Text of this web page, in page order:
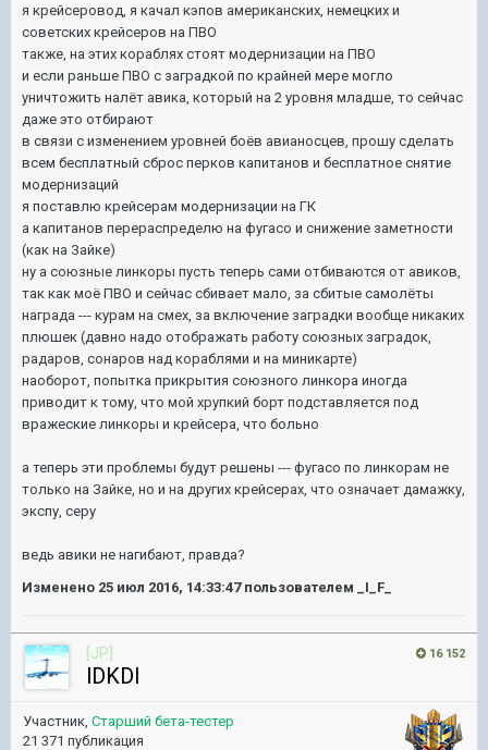
я крейсеровод, я качал кэпов американских, немецких и
советских крейсеров на ПВО
также, на этих кораблях стоят модернизации на ПВО
и если раньше ПВО с заградкой по крайней мере могло
уничтожить налёт авика, который на 2 уровня младше, то сейчас
даже это отбирают
в связи с изменением уровней боёв авианосцев, прошу сделать
всем бесплатный сброс перков капитанов и бесплатное снятие
модернизаций
я поставлю крейсерам модернизации на ГК
а капитанов перераспределю на фугасо и снижение заметности
(как на Зайке)
ну а союзные линкоры пусть теперь сами отбиваются от авиков,
так как моё ПВО и сейчас сбивает мало, за сбитые самолёты
награда --- курам на смех, за включение заградки вообще никаких
плюшек (давно надо отображать работу союзных заградок,
радаров, сонаров над кораблями и на миникарте)
наоборот, попытка прикрытия союзного линкора иногда
приводит к тому, что мой хрупкий борт подставляется под
вражеские линкоры и крейсера, что больно
а теперь эти проблемы будут решены --- фугасо по линкорам не
только на Зайке, но и на других крейсерах, что означает дамажку,
экспу, серу
ведь авики не нагибают, правда?
Изменено 25 июл 2016, 14:33:47пользователем _I_F_
16 152
[JP]
lDKDl
Участник, Старший бета-тестер
21 371 публикация